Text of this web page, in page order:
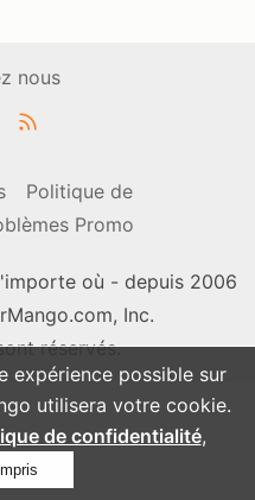
expérience possible sur
utilisera votre cookie.
de confidentialité,
nous
Politique de
Promo
où - depuis 2006
Inc.
réservés.